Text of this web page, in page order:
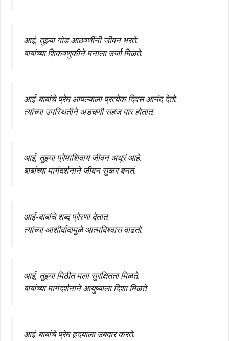
आई, तुझ्या गोड आठवणींनी जीवन भरते.
बाबांच्या शिकवणुकीने मनाला उर्जा मिळते.
आई-बाबांचे प्रेम आपल्याला प्रत्येक दिवस आनंद देतो.
त्यांच्या उपस्थितीने अडचणी सहज पार होतात.
आई, तुझ्या प्रेमाशिवाय जीवन अधूरं आहे.
बाबांच्या मार्गदर्शनाने जीवन सुकर बनतं.
आई-बाबांचे शब्द प्रेरणा देतात.
त्यांच्या आशीर्वादामुळे आत्मविश्वास वाढतो.
आई, तुझ्या मिठीत मला सुरक्षितता मिळते.
बाबांच्या मार्गदर्शनाने आयुष्याला दिशा मिळते.
आई-बाबांचे प्रेम हृदयाला उबदार करते.